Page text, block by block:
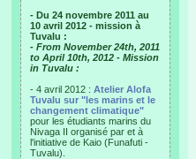
- Du 24 novembre 2011 au
10 avril 2012 - mission à
Tuvalu :
- From November 24th, 2011
to April 10th, 2012 - Mission
in Tuvalu :
- 4 avril 2012 : Atelier Alofa
Tuvalu sur "les marins et le
changement climatique"
pour les étudiants marins du
Nivaga II organisé par et à
l'initiative de Kaio (Funafuti -
Tuvalu).